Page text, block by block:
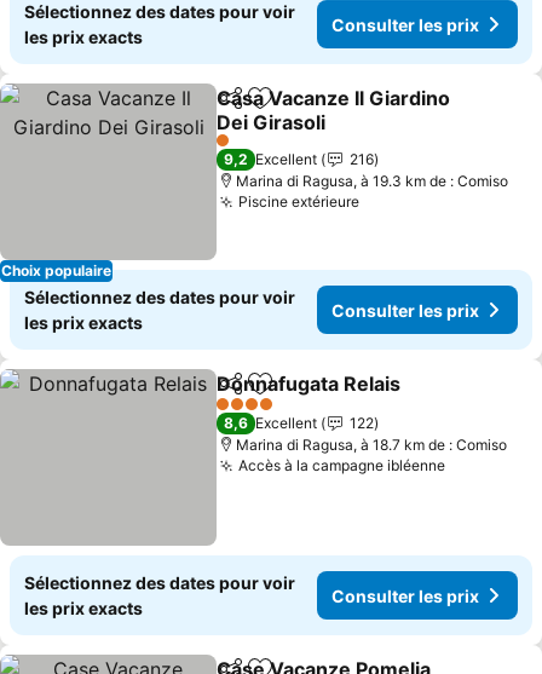
Sélectionnez des dates pour voir
les prix exacts
Consulter les prix
Choix populaire
PartagerAjouter à mes favoris
Casa Vacanze Il Giardino
Dei Girasoli
1 Étoiles
9,2 Excellent
216
Marina di Ragusa, à 19.3 km de : Comiso
Piscine extérieure
Sélectionnez des dates pour voir
les prix exacts
Consulter les prix
PartagerAjouter à mes favoris
Donnafugata Relais
4 Étoiles
8,6 Excellent
122
Marina di Ragusa, à 18.7 km de : Comiso
Accès à la campagne ibléenne
Sélectionnez des dates pour voir
les prix exacts
Consulter les prix
Case Vacanze Pomelia